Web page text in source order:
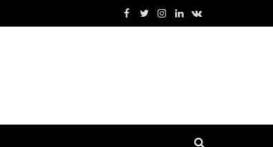
Facebook
TwitterInstagram
LinkedInVKontakte